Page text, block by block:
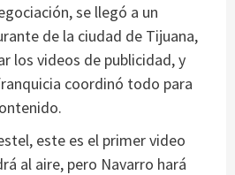
se llegó a un
de la ciudad de Tijuana,
los videos de publicidad, y
coordinó todo para
este es el primer video
al aire, pero Navarro hará